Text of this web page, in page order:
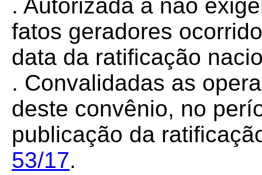
. Autorizada a não
fatos geradores
data da ratificação
. Convalidadas as
deste convênio, no
publicação da
53/17.